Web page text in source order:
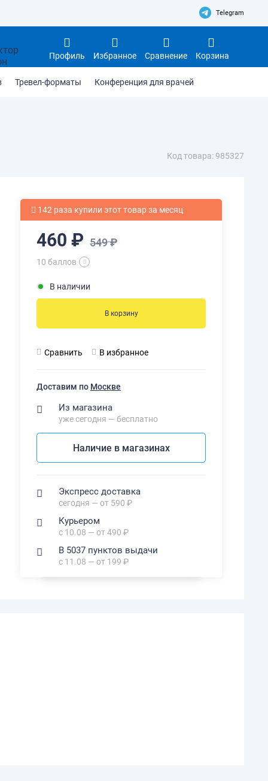
Telegram
Профиль Избранное Сравнение Корзина
Тревел-форматы Конференция для врачей
Код товара: 985327
142 раза купили этот товар за месяц
460 ₽ 549 ₽
10 баллов
В наличии
В корзину
Сравнить В избранное
Доставим по Москве
Из магазина
уже сегодня — бесплатно
Наличие в магазинах
Экспресс доставка
сегодня — от 590 ₽
Курьером
с 10.08 — от 490 ₽
В 5037 пунктов выдачи
с 11.08 — от 199 ₽